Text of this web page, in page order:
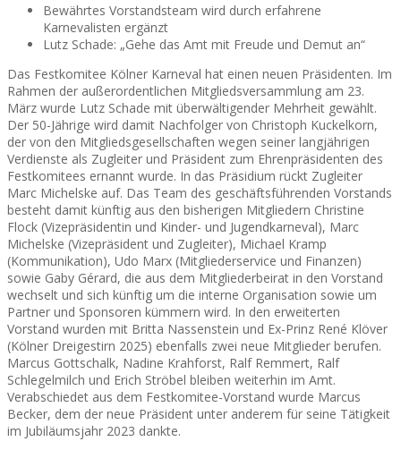
Bewährtes Vorstandsteam wird durch erfahrene
Karnevalisten ergänzt
Lutz Schade: „Gehe das Amt mit Freude und Demut an“
Das Festkomitee Kölner Karneval hat einen neuen Präsidenten. Im
Rahmen der außerordentlichen Mitgliedsversammlung am 23.
März wurde Lutz Schade mit überwältigender Mehrheit gewählt.
Der 50-Jährige wird damit Nachfolger von Christoph Kuckelkorn,
der von den Mitgliedsgesellschaften wegen seiner langjährigen
Verdienste als Zugleiter und Präsident zum Ehrenpräsidenten des
Festkomitees ernannt wurde. In das Präsidium rückt Zugleiter
Marc Michelske auf. Das Team des geschäftsführenden Vorstands
besteht damit künftig aus den bisherigen Mitgliedern Christine
Flock (Vizepräsidentin und Kinder- und Jugendkarneval), Marc
Michelske (Vizepräsident und Zugleiter), Michael Kramp
(Kommunikation), Udo Marx (Mitgliederservice und Finanzen)
sowie Gaby Gérard, die aus dem Mitgliederbeirat in den Vorstand
wechselt und sich künftig um die interne Organisation sowie um
Partner und Sponsoren kümmern wird. In den erweiterten
Vorstand wurden mit Britta Nassenstein und Ex-Prinz René Klöver
(Kölner Dreigestirn 2025) ebenfalls zwei neue Mitglieder berufen.
Marcus Gottschalk, Nadine Krahforst, Ralf Remmert, Ralf
Schlegelmilch und Erich Ströbel bleiben weiterhin im Amt.
Verabschiedet aus dem Festkomitee-Vorstand wurde Marcus
Becker, dem der neue Präsident unter anderem für seine Tätigkeit
im Jubiläumsjahr 2023 dankte.